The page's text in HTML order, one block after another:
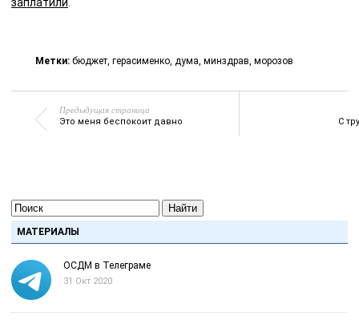
Метки: бюджет, герасименко, дума, минздрав, морозов
Предыдущая страница
Это меня беспокоит давно С
Найти
МАТЕРИАЛЫ
ОСДМ в Телеграме
31 Окт 2020